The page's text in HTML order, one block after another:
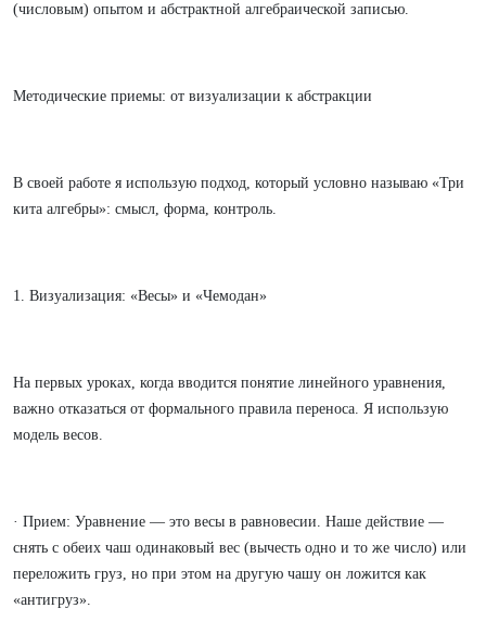
(числовым) опытом и абстрактной алгебраической записью.
Методические приемы: от визуализации к абстракции
В своей работе я использую подход, который условно называю «Три
кита алгебры»: смысл, форма, контроль.
1. Визуализация: «Весы» и «Чемодан»
На первых уроках, когда вводится понятие линейного уравнения,
важно отказаться от формального правила переноса. Я использую
модель весов.
· Прием: Уравнение — это весы в равновесии. Наше действие —
снять с обеих чаш одинаковый вес (вычесть одно и то же число) или
переложить груз, но при этом на другую чашу он ложится как
«антигруз».